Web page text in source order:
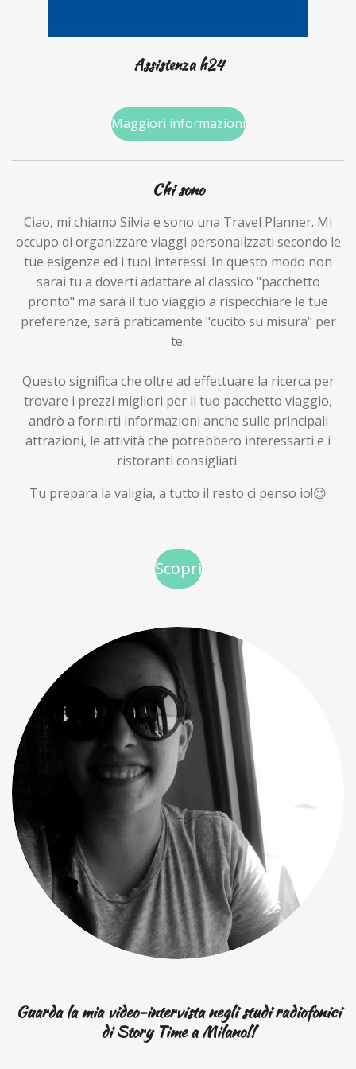
Assistenza h24
Maggiori informazioni
Chi sono
Ciao, mi chiamo Silvia e sono una Travel Planner. Mi
occupo di organizzare viaggi personalizzati secondo le
tue esigenze ed i tuoi interessi. In questo modo non
sarai tu a doverti adattare al classico "pacchetto
pronto" ma sarà il tuo viaggio a rispecchiare le tue
preferenze, sarà praticamente "cucito su misura" per
te.
Questo significa che oltre ad effettuare la ricerca per
trovare i prezzi migliori per il tuo pacchetto viaggio,
andrò a fornirti informazioni anche sulle principali
attrazioni, le attività che potrebbero interessarti e i
ristoranti consigliati.
Tu prepara la valigia, a tutto il resto ci penso io!😉
Scopri
Guarda la mia video-intervista negli studi radiofonici
di Story Time a Milano!!